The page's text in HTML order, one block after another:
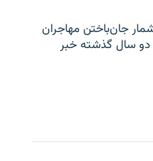
جان‌باختن مهاجران
دو سال گذشته خبر